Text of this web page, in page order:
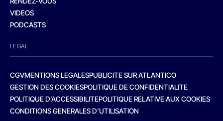
VIDEOS
PODCASTS
LEGAL
CGVMENTIONS LEGALESPUBLICITE SUR ATLANTICO
GESTION DES COOKIESPOLITIQUE DE CONFIDENTIALITE
POLITIQUE D’ACCESSIBILITEPOLITIQUE RELATIVE AUX COOKIES
CONDITIONS GENERALES D’UTILISATION